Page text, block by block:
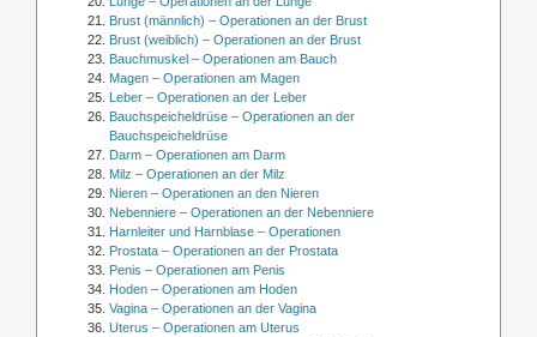
Brust (männlich) – Operationen an der Brust
Brust (weiblich) – Operationen an der Brust
Bauchmuskel – Operationen am Bauch
Magen – Operationen am Magen
Leber – Operationen an der Leber
Bauchspeicheldrüse – Operationen an der
Bauchspeicheldrüse
Darm – Operationen am Darm
Milz – Operationen an der Milz
Nieren – Operationen an den Nieren
Nebenniere – Operationen an der Nebenniere
Harnleiter und Harnblase – Operationen
Prostata – Operationen an der Prostata
Penis – Operationen am Penis
Hoden – Operationen am Hoden
Vagina – Operationen an der Vagina
Uterus – Operationen am Uterus